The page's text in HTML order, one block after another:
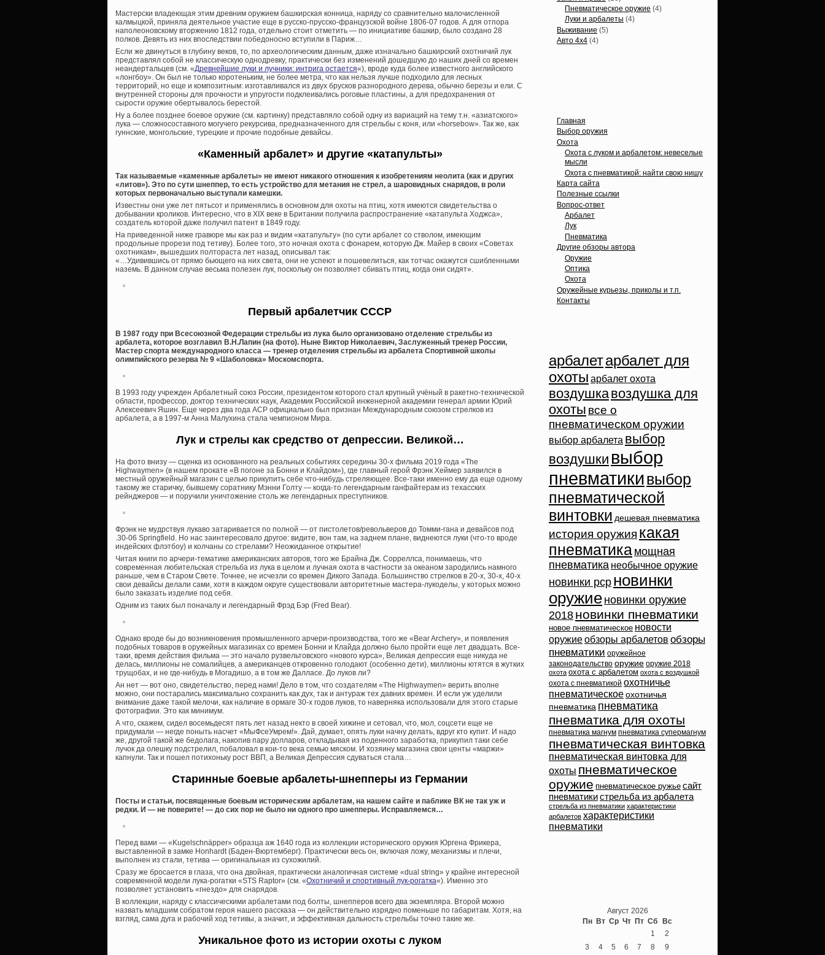
Мастерски владеющая этим древним оружием башкирская конница, наряду со сравнительно малочисленной
калмыцкой, приняла деятельное участие еще в русско-прусско-французской войне 1806-07 годов. А для отпора
наполеоновскому вторжению 1812 года, отдельно стоит отметить — по инициативе башкир, было создано 28
полков. Девять из них впоследствии победоносно вступили в Париж…
Если же двинуться в глубину веков, то, по археологическим данным, даже изначально башкирский охотничий лук
представлял собой не классическую однодревку, практически без изменений дошедшую до наших дней со времен
неандертальцев (см. «Древнейшие луки и лучники: интрига остается«), вроде куда более известного английского
«лонгбоу». Он был не только коротеньким, не более метра, что как нельзя лучше подходило для лесных
территорий, но еще и композитным: изготавливался из двух брусков разнородного дерева, обычно березы и ели. С
внутренней стороны для прочности и упругости подклеивались роговые пластины, а для предохранения от
сырости оружие обертывалось берестой.
Ну а более позднее боевое оружие (см. картинку) представляло собой одну из вариаций на тему т.н. «азиатского»
лука — сложносоставного могучего рекурсива, предназначенного для стрельбы с коня, или «horsebow». Так же, как
гуннские, монгольские, турецкие и прочие подобные девайсы.
«Каменный арбалет» и другие «катапульты»
Так называемые «каменные арбалеты» не имеют никакого отношения к изобретениям неолита (как и других
«литов»). Это по сути шнеппер, то есть устройство для метания не стрел, а шаровидных снарядов, в роли
которых первоначально выступали камешки.
Известны они уже лет пятьсот и применялись в основном для охоты на птиц, хотя имеются свидетельства о
добывании кроликов. Интересно, что в XIX веке в Британии получила распространение «катапульта Ходжса»,
создатель которой даже получил патент в 1849 году.
На приведенной ниже гравюре мы как раз и видим «катапульту» (по сути арбалет со стволом, имеющим
продольные прорези под тетиву). Более того, это ночная охота с фонарем, которую Дж. Майер в своих «Советах
охотникам», вышедших полтораста лет назад, описывал так:
«…Удивившись от прямо бьющего на них света, они не успеют и пошевелиться, как тотчас окажутся сшибленными
наземь. В данном случае весьма полезен лук, поскольку он позволяет сбивать птиц, когда они сидят».
Первый арбалетчик СССР
В 1987 году при Всесоюзной Федерации стрельбы из лука было организовано отделение стрельбы из
арбалета, которое возглавил В.Н.Лапин (на фото). Ныне Виктор Николаевич, Заслуженный тренер России,
Мастер спорта международного класса — тренер отделения стрельбы из арбалета Спортивной школы
олимпийского резерва № 9 «Шаболовка» Москомспорта.
В 1993 году учрежден Арбалетный союз России, президентом которого стал крупный учёный в ракетно-технической
области, профессор, доктор технических наук, Академик Российской инженерной академии генерал армии Юрий
Алексеевич Яшин. Еще через два года АСР официально был признан Международным союзом стрелков из
арбалета, а в 1997-м Анна Малухина стала чемпионом Мира.
Лук и стрелы как средство от депрессии. Великой…
На фото внизу — сценка из основанного на реальных событиях середины 30-х фильма 2019 года «The
Highwaymen» (в нашем прокате «В погоне за Бонни и Клайдом»), где главный герой Фрэнк Хеймер заявился в
местный оружейный магазин с целью прикупить себе что-нибудь стреляющее. Все-таки именно ему да еще одному
такому же старичку, бывшему соратнику Мэнни Голту — когда-то легендарным ганфайтерам из техасских
рейнджеров — и поручили уничтожение столь же легендарных преступников.
Фрэнк не мудрствуя лукаво затаривается по полной — от пистолетов/револьверов до Томми-гана и девайсов под
.30-06 Springfield. Но нас заинтересовало другое: видите, вон там, на заднем плане, виднеются луки (что-то вроде
индейских флэтбоу) и колчаны со стрелами? Неожиданное открытие!
Читая книги по арчери-тематике американских авторов, того же Брайна Дж. Сорреллса, понимаешь, что
современная любительская стрельба из лука в целом и лучная охота в частности за океаном зародились намного
раньше, чем в Старом Свете. Точнее, не исчезли со времен Дикого Запада. Большинство стрелков в 20-х, 30-х, 40-х
свои девайсы делали сами, хотя в каждом округе существовали авторитетные мастера-лукоделы, у которых можно
было заказать изделие под себя.
Одним из таких был поначалу и легендарный Фрэд Бэр (Fred Bear).
Однако вроде бы до возникновения промышленного арчери-производства, того же «Bear Archery», и появления
подобных товаров в оружейных магазинах со времен Бонни и Клайда должно было пройти еще лет двадцать. Все-
таки, время действия фильма — это начало рузвельтовского «нового курса», Великая депрессия еще никуда не
делась, миллионы не сомалийцев, а американцев откровенно голодают (особенно дети), миллионы ютятся в жутких
трущобах, и не где-нибудь в Могадишо, а в том же Далласе. До луков ли?
Ан нет — вот оно, свидетельство, перед нами! Дело в том, что создателям «The Highwaymen» верить вполне
можно, они постарались максимально сохранить как дух, так и антураж тех давних времен. И если уж уделили
внимание даже такой мелочи, как наличие в ормаге 30-х годов луков, то наверняка использовали для этого старые
фотографии. Это как минимум.
А что, скажем, сидел восемьдесят пять лет назад некто в своей хижине и сетовал, что, мол, соцсети еще не
придумали — негде поныть насчет «МыФсеУмрем!». Дай, думает, опять луки начну делать, вдруг кто купит. И надо
же, другой такой же бедолага, накопив пару долларов, откладывая из поденного заработка, прикупил таки себе
лучок да олешку подстрелил, побаловал в кои-то века семью мяском. И хозяину магазина свои центы «маржи»
капнули. Так и пошел потихоньку рост ВВП, а Великая Депрессия сдуваться стала…
Старинные боевые арбалеты-шнепперы из Германии
Посты и статьи, посвященные боевым историческим арбалетам, на нашем сайте и паблике ВК не так уж и
редки. И — не поверите! — до сих пор не было ни одного про шнепперы. Исправляемся…
Перед вами — «Kugelschnäpper» образца аж 1640 года из коллекции исторического оружия Юргена Фрикера,
выставленной в замке Honhardt (Баден-Вюртемберг). Практически весь он, включая ложу, механизмы и плечи,
выполнен из стали, тетива — оригинальная из сухожилий.
Сразу же бросается в глаза, что она двойная, практически аналогичная системе «dual string» у крайне интересной
современной модели лука-рогатки «STS Raptor» (см. «Охотничий и спортивный лук-рогатка«). Именно это
позволяет установить «гнездо» для снарядов.
В коллекции, наряду с классическими арбалетами под болты, шнепперов всего два экземпляра. Второй можно
назвать младшим собратом героя нашего рассказа — он действительно изрядно поменьше по габаритам. Хотя, на
взгляд, сама дуга и рабочий ход тетивы, а значит, и эффективная дальность стрельбы точно такие же.
Уникальное фото из истории охоты с луком
Пневматическое оружие (4)
Луки и арбалеты (4)
Выживание (5)
Авто 4х4 (4)
Главная
Выбор оружия
Охота
Охота с луком и арбалетом: невеселые
мысли
Охота с пневматикой: найти свою нишу
Карта сайта
Полезные ссылки
Вопрос-ответ
Арбалет
Лук
Пневматика
Другие обзоры автора
Оружие
Оптика
Охота
Оружейные курьезы, приколы и т.п.
Контакты
арбалетарбалет для
охоты арбалет охота
воздушкавоздушка для
охоты все о
пневматическом оружии
выбор арбалета выбор
воздушки выбор
пневматикивыбор
пневматической
винтовки дешевая пневматика
история оружия какая
пневматика мощная
пневматика необычное оружие
новинки pcp новинки
оружие новинки оружие
2018 новинки пневматики
новое пневматическое новости
оружиеобзоры арбалетов обзоры
пневматики оружейное
законодательство оружие оружие 2018
охота охота с арбалетом охота с воздушкой
охота с пневматикой охотничье
пневматическое охотничья
пневматика пневматика
пневматика для охоты
пневматика магнум пневматика супермагнум
пневматическая винтовка
пневматическая винтовка для
охоты пневматическое
оружие пневматическое ружье сайт
пневматикистрельба из арбалета
стрельба из пневматики характеристики
арбалетов характеристики
пневматики
Август 2026
Пн Вт Ср Чт Пт Сб Вс
1
2
3
4 5 6 7 8
9